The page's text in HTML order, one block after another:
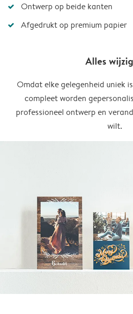
Ontwerp op beide kanten
Afgedrukt op premium papier
Alles
Omdat elke gelegenheid uniek
compleet worden
professioneel ontwerp en
wilt.